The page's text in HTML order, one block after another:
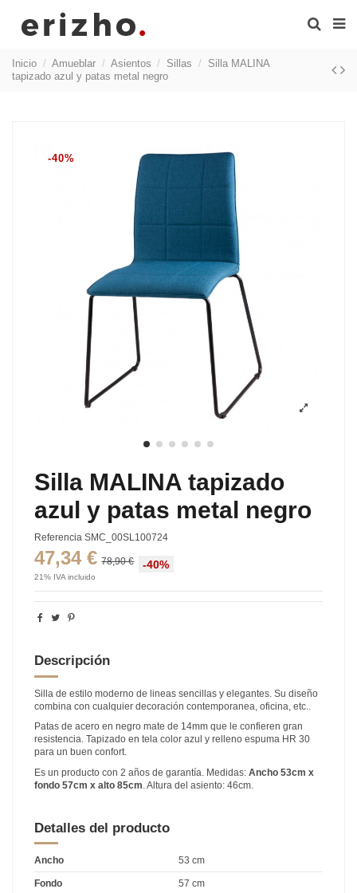
Inicio Amueblar Asientos Sillas
Silla MALINA
tapizado azul y patas metal negro
-40%
Silla MALINA tapizado
azul y patas metal negro
Referencia SMC_00SL100724
47,34 € 78,90 € -40%
21% IVA incluido
Descripción
Silla de estilo moderno de lineas sencillas y elegantes. Su diseño
combina con cualquier decoración contemporanea, oficina, etc..
Patas de acero en negro mate de 14mm que le confieren gran
resistencia. Tapizado en tela color azul y relleno espuma HR 30
para un buen confort.
Es un producto con 2 años de garantía. Medidas: Ancho 53cm x
fondo 57cm x alto 85cm . Altura del asiento: 46cm.
Detalles del producto
Ancho 53 cm
Fondo 57 cm